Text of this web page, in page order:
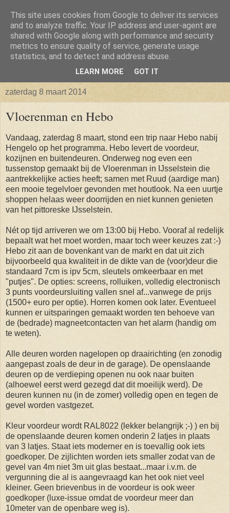
Isabellaland -> Biancaland
De belevenissen omtrent het verkrijgen van een bouwkavel
zaterdag 8 maart 2014
Vloerenman en Hebo
Vandaag, zaterdag 8 maart, stond een trip naar Hebo nabij
Hengelo op het programma. Hebo levert de voordeur,
kozijnen en buitendeuren. Onderweg nog even een
tussenstop gemaakt bij de Vloerenman in IJsselstein die
aantrekkelijke acties heeft; samen met Ruud (aardige man)
een mooie tegelvloer gevonden met houtlook. Na een uurtje
shoppen helaas weer doorrijden en niet kunnen genieten
van het pittoreske IJsselstein.
Nét op tijd arriveren we om 13:00 bij Hebo. Vooraf al redelijk
bepaalt wat het moet worden, maar toch weer keuzes zat :-)
Hebo zit aan de bovenkant van de markt en dat uit zich
bijvoorbeeld qua kwaliteit in de dikte van de (voor)deur die
standaard 7cm is ipv 5cm, sleutels omkeerbaar en met
"putjes". De opties: screens, rolluiken, volledig electronisch
3 punts voordeursluiting vallen snel af...vanwege de prijs
(1500+ euro per optie). Horren komen ook later. Eventueel
kunnen er uitsparingen gemaakt worden ten behoeve van
de (bedrade) magneetcontacten van het alarm (handig om
te weten).
Alle deuren worden nagelopen op draairichting (en zonodig
aangepast zoals de deur in de garage). De openslaande
deuren op de verdieping openen nu ook naar buiten
(alhoewel eerst werd gezegd dat dit moeilijk werd). De
deuren kunnen nu (in de zomer) volledig open en tegen de
gevel worden vastgezet.
Kleur voordeur wordt RAL8022 (lekker belangrijk ;-) ) en bij
de openslaande deuren komen onderin 2 latjes in plaats
van 3 latjes. Staat iets moderner en is toevallig ook iets
goedkoper. De zijlichten worden iets smaller zodat van de
gevel van 4m niet 3m uit glas bestaat...maar i.v.m. de
vergunning die al is aangevraagd kan het ook niet veel
kleiner. Geen brievenbus in de voordeur is ook weer
goedkoper (luxe-issue omdat de voordeur meer dan
10meter van de openbare weg is).
This site uses cookies from Google to deliver its services
and to analyze traffic. Your IP address and user-agent are
shared with Google along with performance and security
metrics to ensure quality of service, generate usage
statistics, and to detect and address abuse.
LEARN MORE GOT IT